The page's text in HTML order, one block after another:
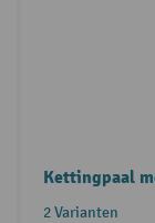
Kettingpaal
2 Varianten